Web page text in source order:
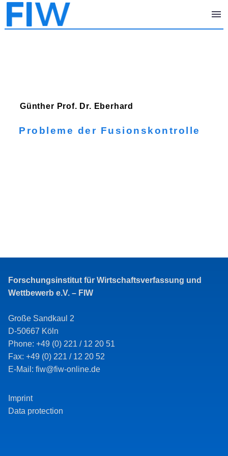
Günther Prof. Dr. Eberhard
Probleme der Fusionskontrolle
Forschungsinstitut für Wirtschaftsverfassung und
Wettbewerb e.V. – FIW
Große Sandkaul 2
D-50667 Köln
Phone: +49 (0) 221 / 12 20 51
Fax: +49 (0) 221 / 12 20 52
E-Mail: fiw@fiw-online.de
Imprint
Data protection